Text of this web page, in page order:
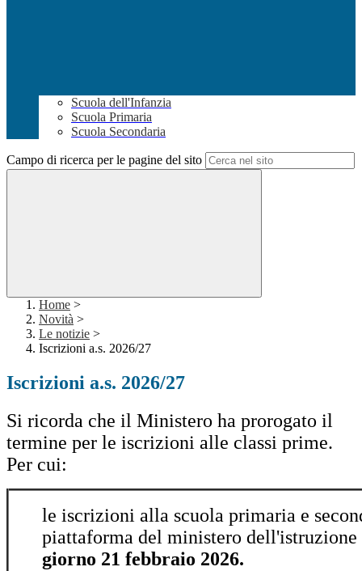
Scuola dell'Infanzia
Scuola Primaria
Scuola Secondaria
Campo di ricerca per le pagine del sito
Home >
Novità >
Le notizie >
Iscrizioni a.s. 2026/27
Iscrizioni a.s. 2026/27
Si ricorda che il Ministero ha prorogato il
termine per le iscrizioni alle classi prime.
Per cui:
le iscrizioni alla scuola primaria e
piattaforma del ministero dell'istruzione
giorno 21 febbraio 2026.